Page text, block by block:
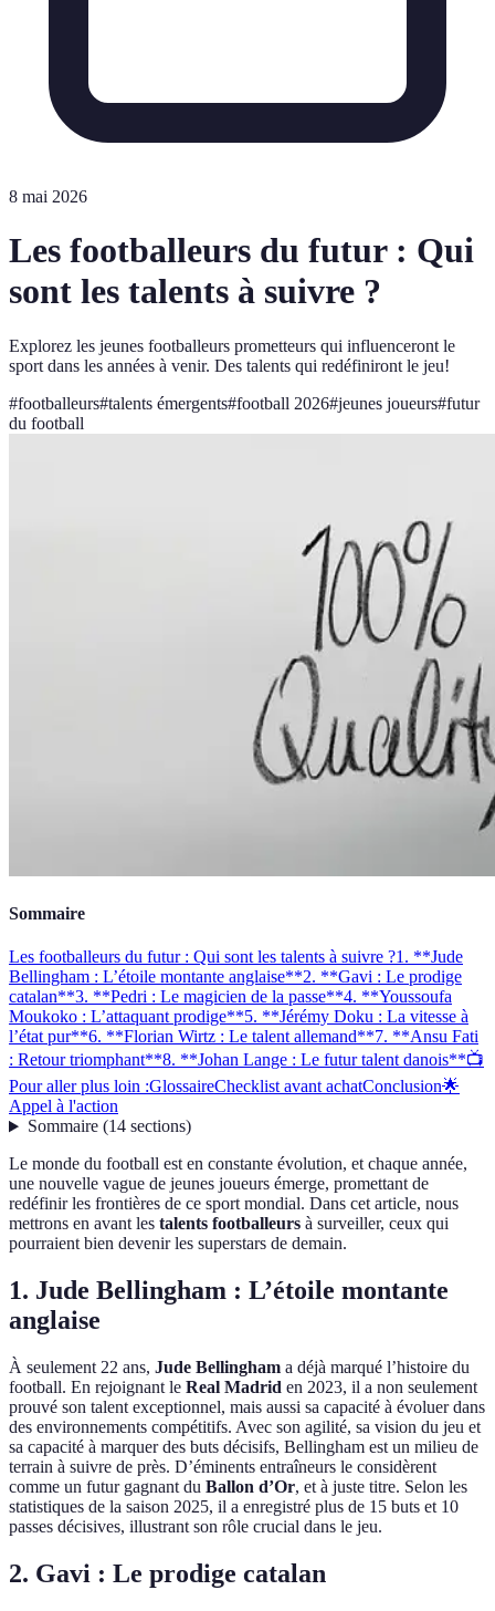
8 mai 2026
Les footballeurs du futur : Qui
sont les talents à suivre ?
Explorez les jeunes footballeurs prometteurs qui influenceront le
sport dans les années à venir. Des talents qui redéfiniront le jeu!
#footballeurs#talents émergents#football 2026#jeunes joueurs#futur
du football
Sommaire
Les footballeurs du futur : Qui sont les talents à suivre ?1. **Jude
Bellingham : L’étoile montante anglaise**2. **Gavi : Le prodige
catalan**3. **Pedri : Le magicien de la passe**4. **Youssoufa
Moukoko : L’attaquant prodige**5. **Jérémy Doku : La vitesse à
l’état pur**6. **Florian Wirtz : Le talent allemand**7. **Ansu Fati
: Retour triomphant**8. **Johan Lange : Le futur talent danois**📺
Pour aller plus loin :GlossaireChecklist avant achatConclusion🌟
Appel à l'action
Sommaire(14 sections)
Le monde du football est en constante évolution, et chaque année,
une nouvelle vague de jeunes joueurs émerge, promettant de
redéfinir les frontières de ce sport mondial. Dans cet article, nous
mettrons en avant les talents footballeurs à surveiller, ceux qui
pourraient bien devenir les superstars de demain.
1. Jude Bellingham : L’étoile montante
anglaise
À seulement 22 ans, Jude Bellingham a déjà marqué l’histoire du
football. En rejoignant le Real Madrid en 2023, il a non seulement
prouvé son talent exceptionnel, mais aussi sa capacité à évoluer dans
des environnements compétitifs. Avec son agilité, sa vision du jeu et
sa capacité à marquer des buts décisifs, Bellingham est un milieu de
terrain à suivre de près. D’éminents entraîneurs le considèrent
comme un futur gagnant du Ballon d’Or, et à juste titre. Selon les
statistiques de la saison 2025, il a enregistré plus de 15 buts et 10
passes décisives, illustrant son rôle crucial dans le jeu.
2. Gavi : Le prodige catalan